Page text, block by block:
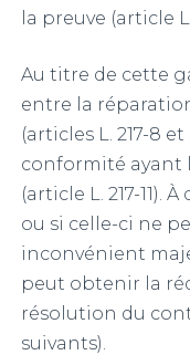
la preuve (article L.
Au titre de cette
entre la
(articles L. 217-8
conformité ayant
(article L. 217-11).
ou si celle-ci ne
inconvénient
peut obtenir la
résolution du
suivants).